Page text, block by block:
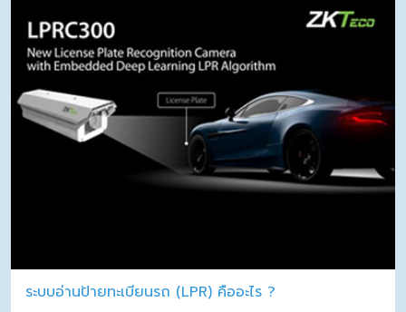
ระบบอ่านป้ายทะเบียนรถ (LPR) คืออะไร ?